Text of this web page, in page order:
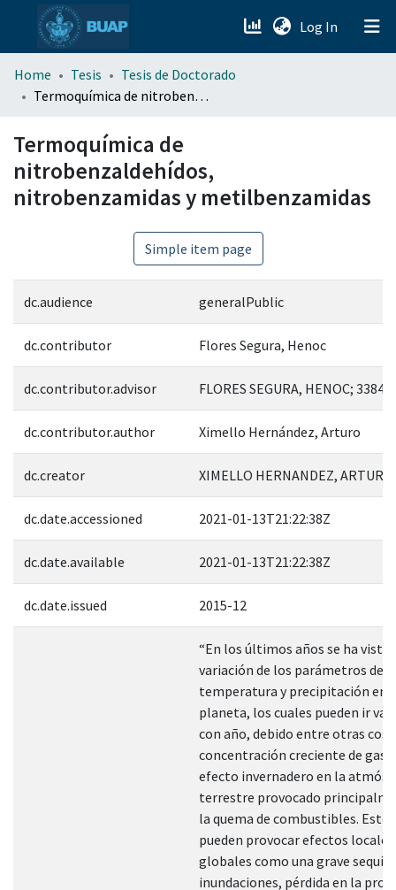
Log In (current)
menu.section.about_menu
Home Tesis
Tesis de Doctorado
Termoquímica de nitrobenzaldehídos, nitrobenzamidas y metilbenzamidas
Termoquímica de
nitrobenzaldehídos,
nitrobenzamidas y metilbenzamidas
Simple item page
dc.audience generalPublic
dc.contributor Flores Segura, Henoc
dc.contributor.advisor FLORES SEGURA, HENOC; 33840
dc.contributor.author Ximello Hernández, Arturo
dc.creator XIMELLO HERNANDEZ,
dc.date.accessioned 2021-01-13T21:22:38Z
dc.date.available 2021-01-13T21:22:38Z
dc.date.issued 2015-12
“En los últimos años se ha visto
variación de los parámetros de
temperatura y precipitación en
planeta, los cuales pueden ir
con año, debido entre otras
concentración creciente de
efecto invernadero en la
terrestre provocado
la quema de combustibles.
pueden provocar efectos locales
globales como una grave sequía,
inundaciones, pérdida en la